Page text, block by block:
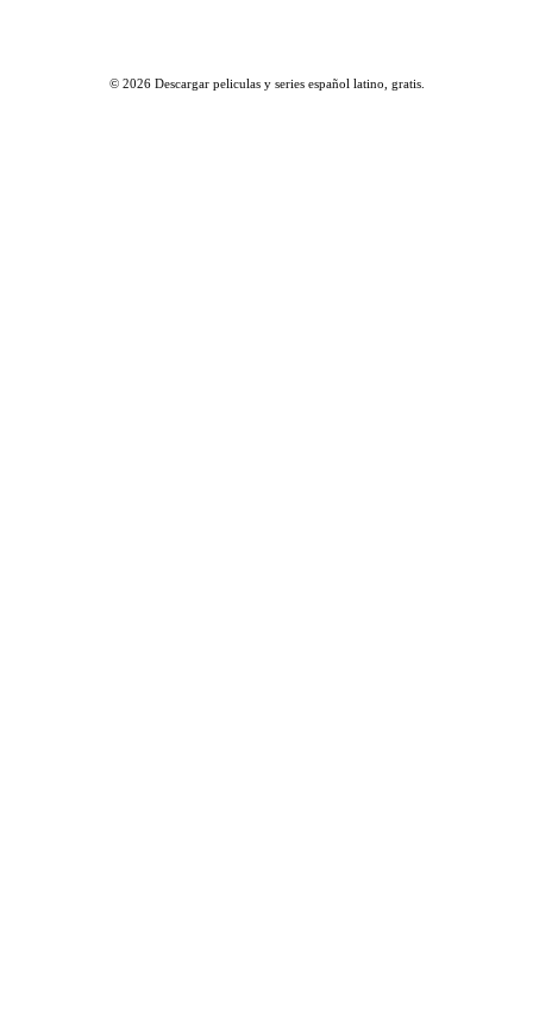
© 2026 Descargar peliculas y series español latino, gratis.